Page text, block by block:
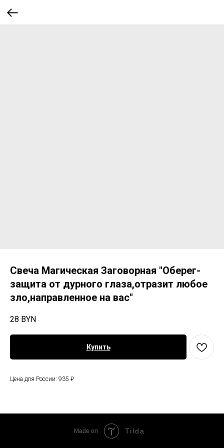
Свеча Магическая Заговорная "Оберег-
защита от дурного глаза,отразит любое
зло,направленное на вас"
28 BYN
Купить
Цена для России: 935 ₽
Made on Tilda